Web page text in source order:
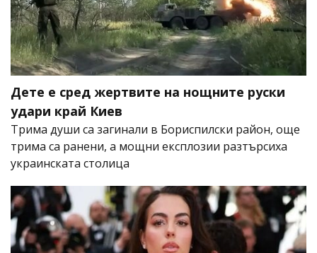
Дете е сред жертвите на нощните руски
удари край Киев
Трима души са загинали в Бориспилски район, още
трима са ранени, а мощни експлозии разтърсиха
украинската столица